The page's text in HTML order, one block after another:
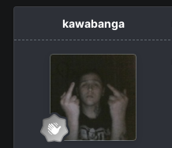
kawabanga